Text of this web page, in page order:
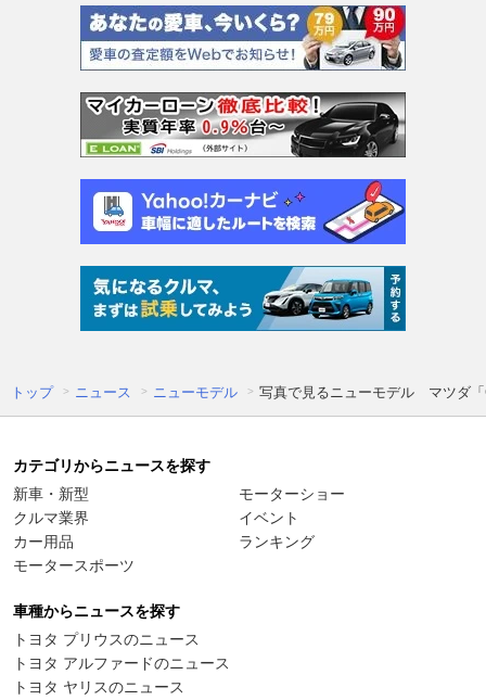
トップ ニュース ニューモデル 写真で見るニューモデル マツダ
カテゴリからニュースを探す
新車・新型
クルマ業界
カー用品
モータースポーツ
モーターショー
イベント
ランキング
車種からニュースを探す
トヨタ プリウスのニュース
トヨタ アルファードのニュース
トヨタ ヤリスのニュース